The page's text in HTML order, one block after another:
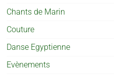
Chants de Marin
Couture
Danse Egyptienne
Evènements